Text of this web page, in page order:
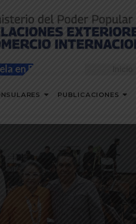
en Bolivia
PUBLICACIONES